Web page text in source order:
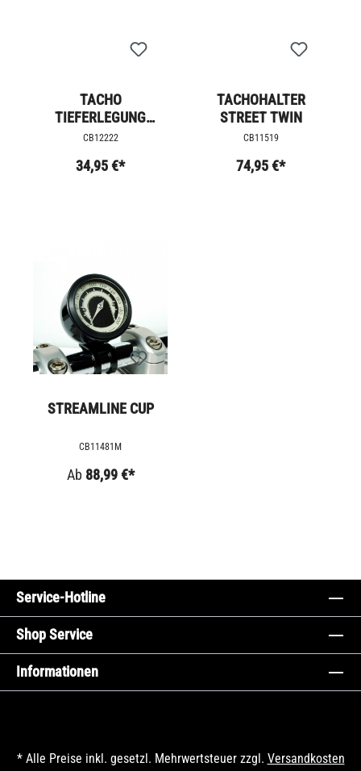
TACHO
TIEFERLEGUNG
BONNEVILLE LC
CB12222
34,95 €*
TACHOHALTER
STREET TWIN
CB11519
74,95 €*
STREAMLINE CUP
CB11481M
Ab 88,99 €*
Service-Hotline
Shop Service
Informationen
* Alle Preise inkl. gesetzl. Mehrwertsteuer zzgl. Versandkosten